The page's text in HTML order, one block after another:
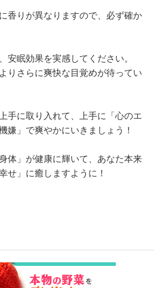
香りが異なりますので、必ず確か
安眠効果を実感してください。
りさらに爽快な目覚めが待ってい
手に取り入れて、上手に「心のエ
嫌」で爽やかにいきましょう！
体」が健康に輝いて、あなた本来
せ」に癒しますように！